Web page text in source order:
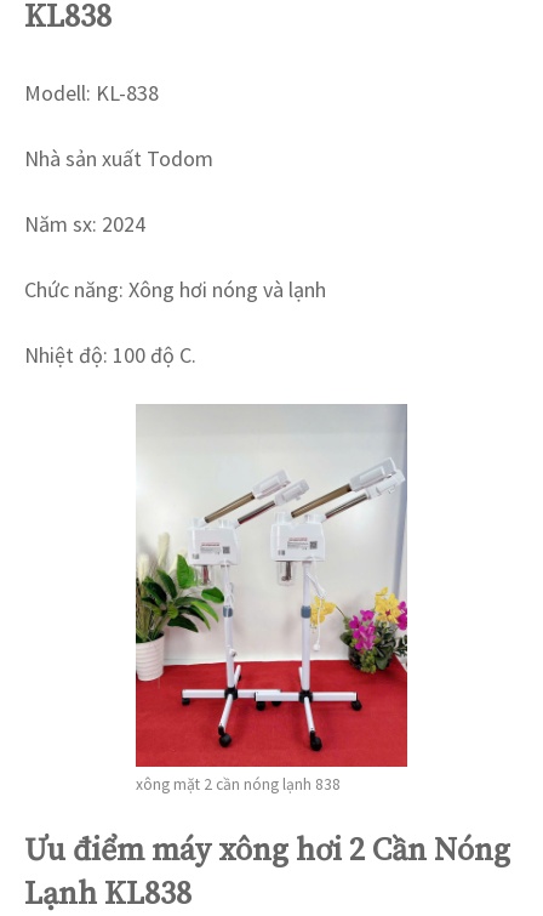
KL838
Modell: KL-838
Nhà sản xuất Todom
Năm sx: 2024
Chức năng: Xông hơi nóng và lạnh
Nhiệt độ: 100 độ C.
xông mặt 2 cần nóng lạnh 838
Ưu điểm máy xông hơi 2 Cần Nóng
Lạnh KL838